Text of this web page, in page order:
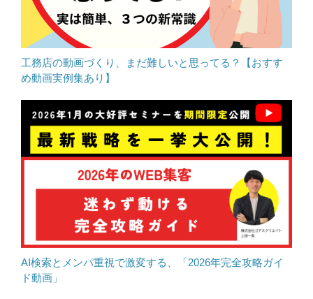
工務店の動画づくり、まだ難しいと思ってる？【おすす
め動画実例集あり】
AI検索とメンパ重視で激変する、「2026年完全攻略ガイ
ド動画」